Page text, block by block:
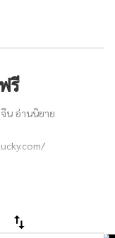
รี
จีน อ่านนิยาย
งตอบสนองความอยาก